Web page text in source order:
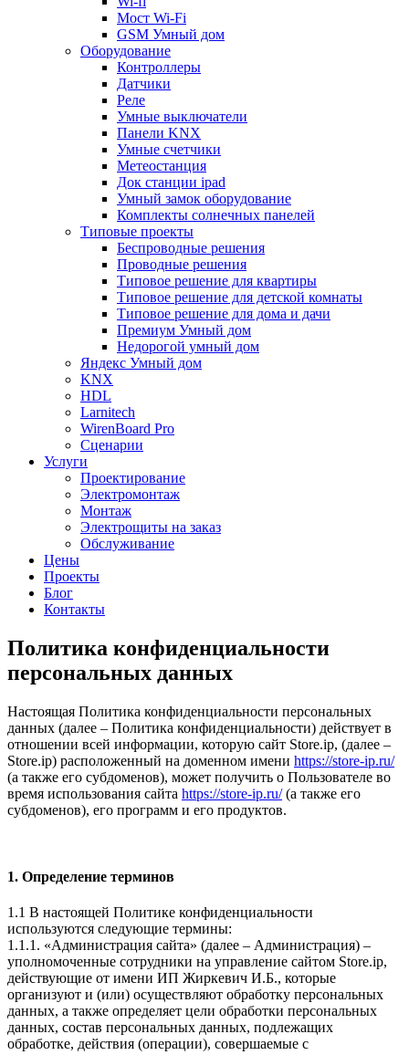
Мост Wi-Fi
GSM Умный дом
Оборудование
Контроллеры
Датчики
Реле
Умные выключатели
Панели KNX
Умные счетчики
Метеостанция
Док станции ipad
Умный замок оборудование
Комплекты солнечных панелей
Типовые проекты
Беспроводные решения
Проводные решения
Типовое решение для квартиры
Типовое решение для детской комнаты
Типовое решение для дома и дачи
Премиум Умный дом
Недорогой умный дом
Яндекс Умный дом
KNX
HDL
Larnitech
WirenBoard Pro
Сценарии
Услуги
Проектирование
Электромонтаж
Монтаж
Электрощиты на заказ
Обслуживание
Цены
Проекты
Блог
Контакты
Политика конфиденциальности
персональных данных
Настоящая Политика конфиденциальности персональных
данных (далее – Политика конфиденциальности) действует в
отношении всей информации, которую сайт Store.ip, (далее –
Store.ip) расположенный на доменном имени https://store-ip.ru/
(а также его субдоменов), может получить о Пользователе во
время использования сайта https://store-ip.ru/(а также его
субдоменов), его программ и его продуктов.
1. Определение терминов
1.1 В настоящей Политике конфиденциальности
используются следующие термины:
1.1.1. «Администрация сайта» (далее – Администрация) –
уполномоченные сотрудники на управление сайтом Store.ip,
действующие от имени ИП Жиркевич И.Б., которые
организуют и (или) осуществляют обработку персональных
данных, а также определяет цели обработки персональных
данных, состав персональных данных, подлежащих
обработке, действия (операции), совершаемые с